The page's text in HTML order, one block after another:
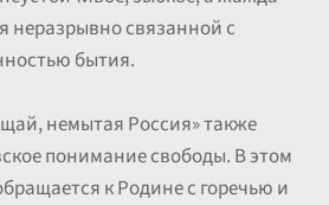
неразрывно связанной с
бытия.
немытая Россия» также
понимание свободы. В этом
к Родине с горечью и